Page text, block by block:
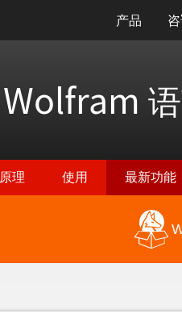
产品
Wolfram
原理 使用 最新功能